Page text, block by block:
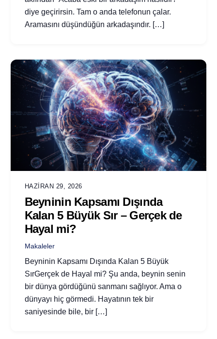
diye geçirirsin. Tam o anda telefonun çalar.
Aramasını düşündüğün arkadaşındır. […]
HAZIRAN 29, 2026
Beyninin Kapsamı Dışında
Kalan 5 Büyük Sır – Gerçek de
Hayal mi?
Makaleler
Beyninin Kapsamı Dışında Kalan 5 Büyük
SırGerçek de Hayal mi? Şu anda, beynin senin
bir dünya gördüğünü sanmanı sağlıyor. Ama o
dünyayı hiç görmedi. Hayatının tek bir
saniyesinde bile, bir […]